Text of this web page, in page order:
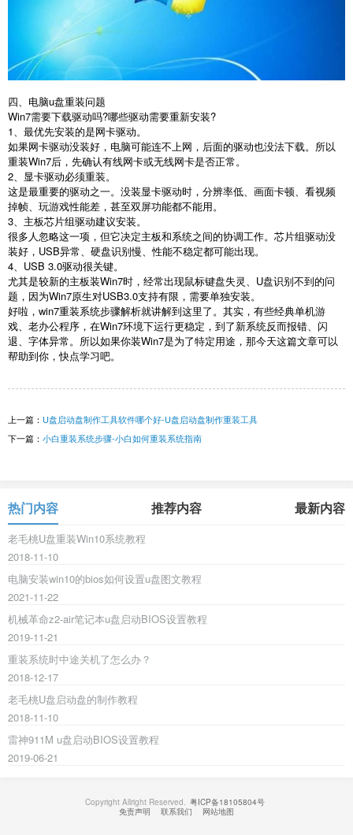
四、电脑u盘重装问题
Win7需要下载驱动吗?哪些驱动需要重新安装?
1、最优先安装的是网卡驱动。
如果网卡驱动没装好，电脑可能连不上网，后面的驱动也没法下载。所以
重装Win7后，先确认有线网卡或无线网卡是否正常。
2、显卡驱动必须重装。
这是最重要的驱动之一。没装显卡驱动时，分辨率低、画面卡顿、看视频
掉帧、玩游戏性能差，甚至双屏功能都不能用。
3、主板芯片组驱动建议安装。
很多人忽略这一项，但它决定主板和系统之间的协调工作。芯片组驱动没
装好， USB异常、硬盘识别慢、性能不稳定都可能出现。
4、 USB 3.0驱动很关键。
尤其是较新的主板装Win7时，经常出现鼠标键盘失灵、 U盘识别不到的问
题，因为Win7原生对USB3.0支持有限，需要单独安装。
好啦， win7重装系统步骤解析就讲解到这里了。其实，有些经典单机游
戏、老办公程序，在Win7环境下运行更稳定，到了新系统反而报错、闪
退、字体异常。所以如果你装Win7是为了特定用途，那今天这篇文章可以
帮助到你，快点学习吧。
上一篇： U盘启动盘制作工具软件哪个好-U盘启动盘制作重装工具
下一篇： 小白重装系统步骤-小白如何重装系统指南
热门内容 推荐内容 最新内容
老毛桃U盘重装Win10系统教程
2018-11-10
电脑安装win10的bios如何设置u盘图文教程
2021-11-22
机械革命z2-air笔记本u盘启动BIOS设置教程
2019-11-21
重装系统时中途关机了怎么办？
2018-12-17
老毛桃U盘启动盘的制作教程
2018-11-10
雷神911M u盘启动BIOS设置教程
2019-06-21
Copyright Allright Reserved. 粤ICP备18105804号
免责声明
联系我们 网站地图